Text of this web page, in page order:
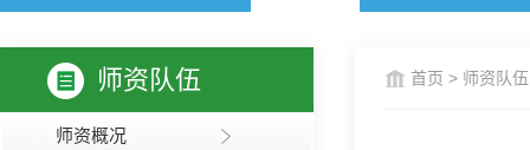
师资队伍
师资概况
首页 > 师资队伍